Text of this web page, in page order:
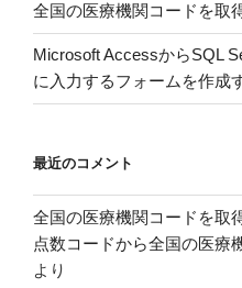
お
け
る
筋
筋
肥
大
の
適
全国の医療機関コードを取
Microsoft AccessからSQL
に入力するフォームを作成
最近のコメント
全国の医療機関コードを取
点数コードから全国の医療
より